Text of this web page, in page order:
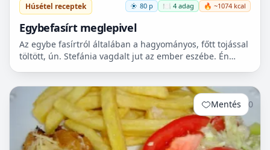
Húsétel receptek 80 p 🍽️ 4 adag 🔥 ~1074 kcal
Egybefasírt meglepivel
Az egybe fasírtról általában a hagyományos, főtt tojással
töltött, ún. Stefánia vagdalt jut az ember eszébe. Én
Mentés 0